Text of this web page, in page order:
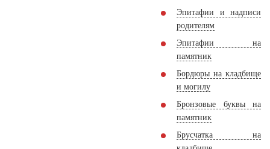
Эпитафии и надписи
родителям
Эпитафии на
памятник
Бордюры на кладбище
и могилу
Бронзовые буквы на
памятник
Брусчатка на